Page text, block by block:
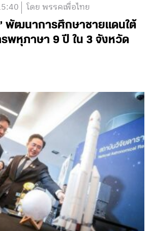
โดย พรรคเพื่อไทย
พัฒนาการศึกษาชายแดนใต้
พหุภาษา 9 ปี ใน 3 จังหวัด